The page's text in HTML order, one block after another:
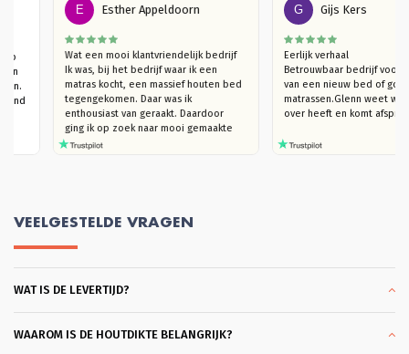
slaap
een
vind
E Esther Appeldoorn
Wat een mooi klantvriendelijk bedrijf
Ik was, bij het bedrijf waar ik een
matras kocht, een massief houten bed
tegengekomen. Daar was ik
enthousiast van geraakt. Daardoor
ging ik op zoek naar mooi gemaakte
houten bedden (die niet kraken). Ik
te ervaren. Ik trof een heel plezierige
verkoper Glenn die, hoera, je echt de
totdat je helemaal achter je keuze kan
heel mooi bed Bergen. Bodems ook
G Gijs Kers
Eerlijk verhaal
Betrouwbaar bedrijf
van een nieuw bed
matrassen.Glenn
over heeft en komt
VEELGESTELDE VRAGEN
WAT IS DE LEVERTIJD?
WAAROM IS DE HOUTDIKTE BELANGRIJK?